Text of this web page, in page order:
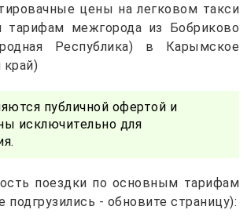
цены на легковом такси
тарифам межгорода из Бобриково
Республика) в Карымское
край)
публичной офертой и
исключительно для
поездки по основным тарифам
подгрузились - обновите страницу):